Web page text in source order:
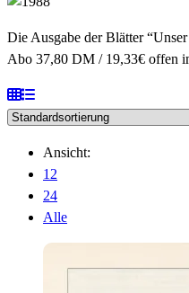
Die Ausgabe der Blätter
Abo 37,80 DM / 19,33€ offen
Ansicht:
12
24
Alle